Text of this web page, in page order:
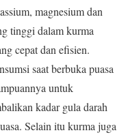
magnesium dan
tinggi dalam kurma
cepat dan efisien.
saat berbuka puasa
untuk
kadar gula darah
Selain itu kurma juga